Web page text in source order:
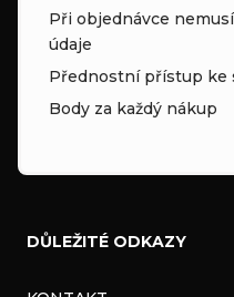
Při objednávce
údaje
Přednostní přístup ke
Body za každý nákup
DŮLEŽITÉ ODKAZY